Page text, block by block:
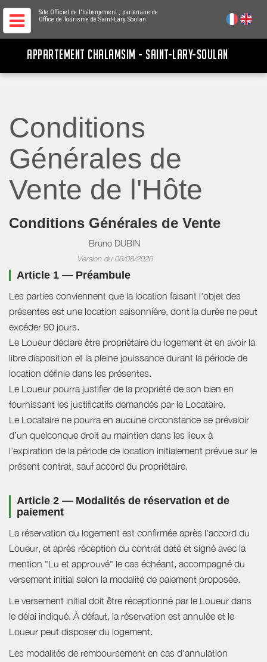
Site Officiel de l'hébergement , partenaire de
Office de Tourisme de Saint-Lary Soulan
APPARTEMENT CHALAMSIM - SAINT-LARY-SOULAN
Conditions
Générales de
Vente de l'Hôte
Conditions Générales de Vente
Bruno DUBIN
Version du 06/08/2026
Article 1 — Préambule
Les parties conviennent que la location faisant l'objet des
présentes est une location saisonnière, dont la durée ne peut
excéder 90 jours.
Le Loueur déclare être propriétaire du logement et en avoir la
libre disposition et la pleine jouissance durant la période de
location définie dans les présentes.
Le Loueur pourra justifier de la propriété de son bien en
fournissant les justificatifs demandés par le Locataire.
Le Locataire ne pourra en aucune circonstance se prévaloir
d’un quelconque droit au maintien dans les lieux à
l’expiration de la période de location initialement prévue sur le
présent contrat, sauf accord du propriétaire.
Article 2 — Modalités de réservation et de
paiement
La réservation du logement est confirmée après l'accord du
Loueur, et après réception du contrat daté et signé avec la
mention "Lu et approuvé" le cas échéant, accompagné du
versement initial selon la modalité de paiement proposée.
Le versement initial doit être réceptionné par le Loueur dans
le délai indiqué. À défaut, la réservation est annulée et le
Loueur peut disposer du logement.
Les modalités de remboursement en cas d'annulation